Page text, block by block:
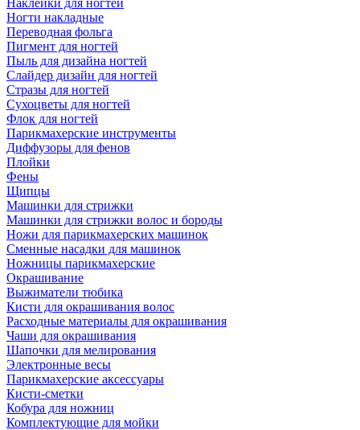
Наклейки для ногтей
Ногти накладные
Переводная фольга
Пигмент для ногтей
Пыль для дизайна ногтей
Слайдер дизайн для ногтей
Стразы для ногтей
Сухоцветы для ногтей
Флок для ногтей
Парикмахерские инструменты
Диффузоры для фенов
Плойки
Фены
Щипцы
Машинки для стрижки
Машинки для стрижки волос и бороды
Ножи для парикмахерских машинок
Сменные насадки для машинок
Ножницы парикмахерские
Окрашивание
Выжиматели тюбика
Кисти для окрашивания волос
Расходные материалы для окрашивания
Чаши для окрашивания
Шапочки для мелирования
Электронные весы
Парикмахерские аксессуары
Кисти-сметки
Кобура для ножниц
Комплектующие для мойки